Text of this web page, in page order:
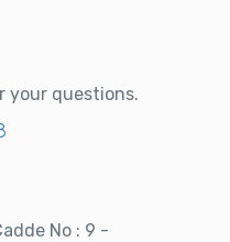
your questions.
No : 9 -